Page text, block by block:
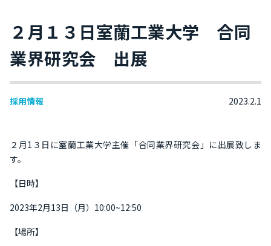
２月１３日室蘭工業大学 合同
業界研究会 出展
採用情報 2023.2.1
２月1３日に室蘭工業大学主催「合同業界研究会」に出展致しま
す。
【日時】
2023年2月13日（月）10:00~12:50
【場所】